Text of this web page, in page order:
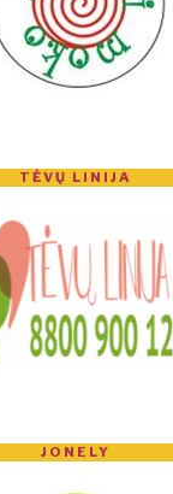
TĖVŲ LINIJA
JONELY